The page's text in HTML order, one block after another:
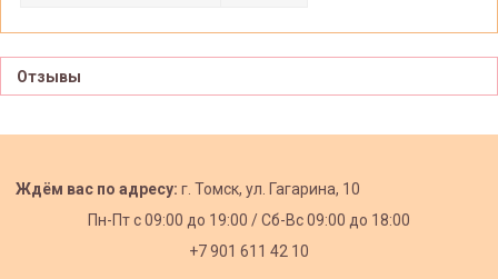
Отзывы
Ждём вас по адресу: г. Томск, ул. Гагарина, 10
Пн-Пт с09:00 до 19:00 /Сб-Вс 09:00 до 18:00
+7 901 611 42 10